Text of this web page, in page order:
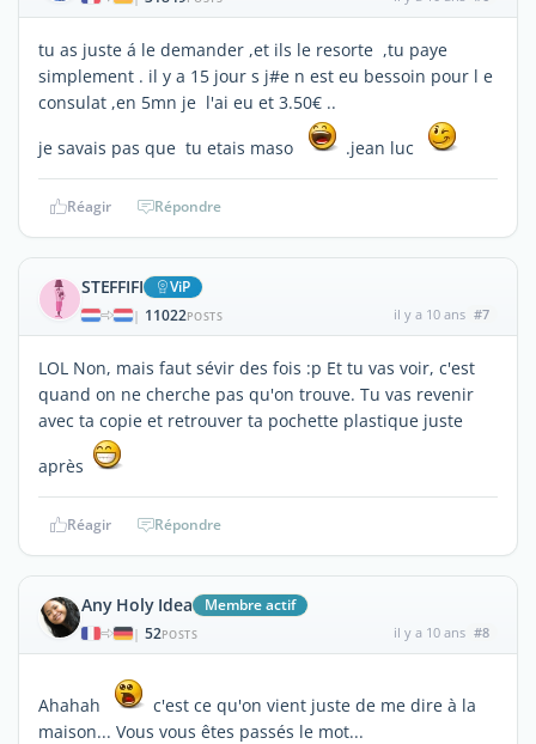
tu as juste á le demander ,et ils le resorte ,tu paye
simplement . il y a 15 jour s j#e n est eu bessoin pour l e
consulat ,en 5mn je l'ai eu et 3.50€ ..
je savais pas que tu etais maso
.jean luc
Réagir Répondre
STEFFIFI ViP
| 11022POSTS il y a 10 ans #7
LOL Non, mais faut sévir des fois :p Et tu vas voir, c'est
quand on ne cherche pas qu'on trouve. Tu vas revenir
avec ta copie et retrouver ta pochette plastique juste
après
Réagir Répondre
Any Holy Idea Membre actif
| 52POSTS il y a 10 ans #8
Ahahah
c'est ce qu'on vient juste de me dire à la
maison... Vous vous êtes passés le mot...